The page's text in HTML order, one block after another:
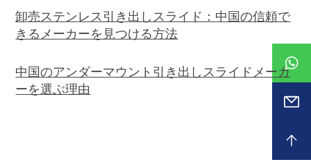
卸売ステンレス引き出しスライド：中国の信頼で
きるメーカーを見つける方法
中国のアンダーマウント引き出しスライドメーカ
ーを選ぶ理由